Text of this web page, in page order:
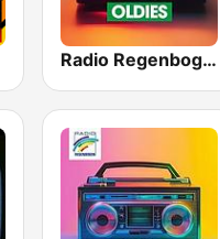
Radio Regenbogen - Oldies